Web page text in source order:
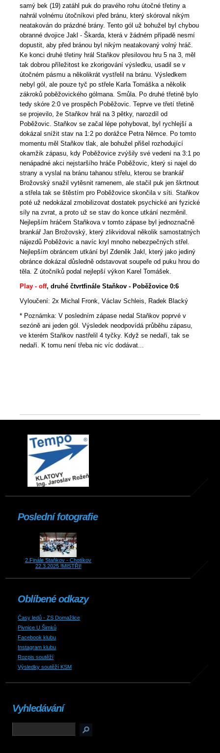
samý bek (19) zatáhl puk do pravého rohu útočné třetiny a
nahrál volnému útočníkovi před bránu, který skóroval nikým
neatakován do prázdné brány. Tento gól už bohužel byl chybou
obranné dvojice Jakl - Škarda, která v žádném případě nesmí
dopustit, aby před bránou byl nikým neatakovaný volný hráč.
Ke konci druhé třetiny hrál Staňkov přesilovou hru 5 na 3, měl
tak dobrou příležitost ke zkorigování výsledku, usadil se v
útočném pásmu a několikrát vystřelil na bránu. Výsledkem
nebyl gól, ale pouze tyč po střele Karla Tomáška a několik
zákroků poběžovického gólmana. Smůla. Po druhé třetině bylo
tedy skóre 2:0 ve prospěch Poběžovic. Teprve ve třetí třetině
se projevilo, že Staňkov hrál na 3 pětky, narozdíl od
Poběžovic. Staňkov se začal lépe pohybovat, byl rychlejší a
dokázal snížit stav na 1:2 po dorážce Petra Němce. Po tomto
momentu měl Staňkov tlak, ale bohužel přišel rozhodující
okamžik zápasu, kdy Poběžovice zvýšily své vedení na 3:1 po
nenápadné akci nejstaršího hráče Poběžovic, který si najel do
strany a vyslal na bránu tahanou střelu, kterou se brankář
Brožovský snažil vytěsnit ramenem, ale stačil puk jen škrtnout
a střela tak se štěstím pro Poběžovice skončila v síti. Staňkov
poté už nedokázal zmobilizovat dostatek psychické ani fyzické
síly na zvrat, a proto už se stav do konce utkání nezměnil.
Nejlepším hráčem Staňkova v tomto zápase byl jednoznačně
brankář Jan Brožovský, který zlikvidoval několik samostatných
nájezdů Poběžovic a navíc kryl mnoho nebezpečných střel.
Nejlepším obráncem utkání byl Zdeněk Jakl, který jako jediný
obránce dokázal důsledně odstavovat soupeře od puku hrou do
těla. Z útočníků podal nejlepší výkon Karel Tomášek.
Play - off, druhé čtvrtfinále Staňkov - Poběžovice 0:6
Vyloučení: 2x Michal Fronk, Václav Schleis, Radek Blacký
* Poznámka: V posledním zápase nedal Staňkov poprvé v
sezóně ani jeden gól. Výsledek neodpovídá průběhu zápasu,
ve kterém Staňkov nastřelil 4 tyčky. Když se nedaří, tak se
nedaří. K tomu není třeba nic víc dodávat...
Poslední fotografie
2.Finále Staňkov - Chotíkov
22.3.2025 !MISTŘI!
Oblíbené odkazy
Časy ledů - ZS Domažlice
Pivnice U Šimků
Facebook klubu
Instagram klubu
Rozpis soutěží
Výsledky soutěží KSM
Vyhledávání